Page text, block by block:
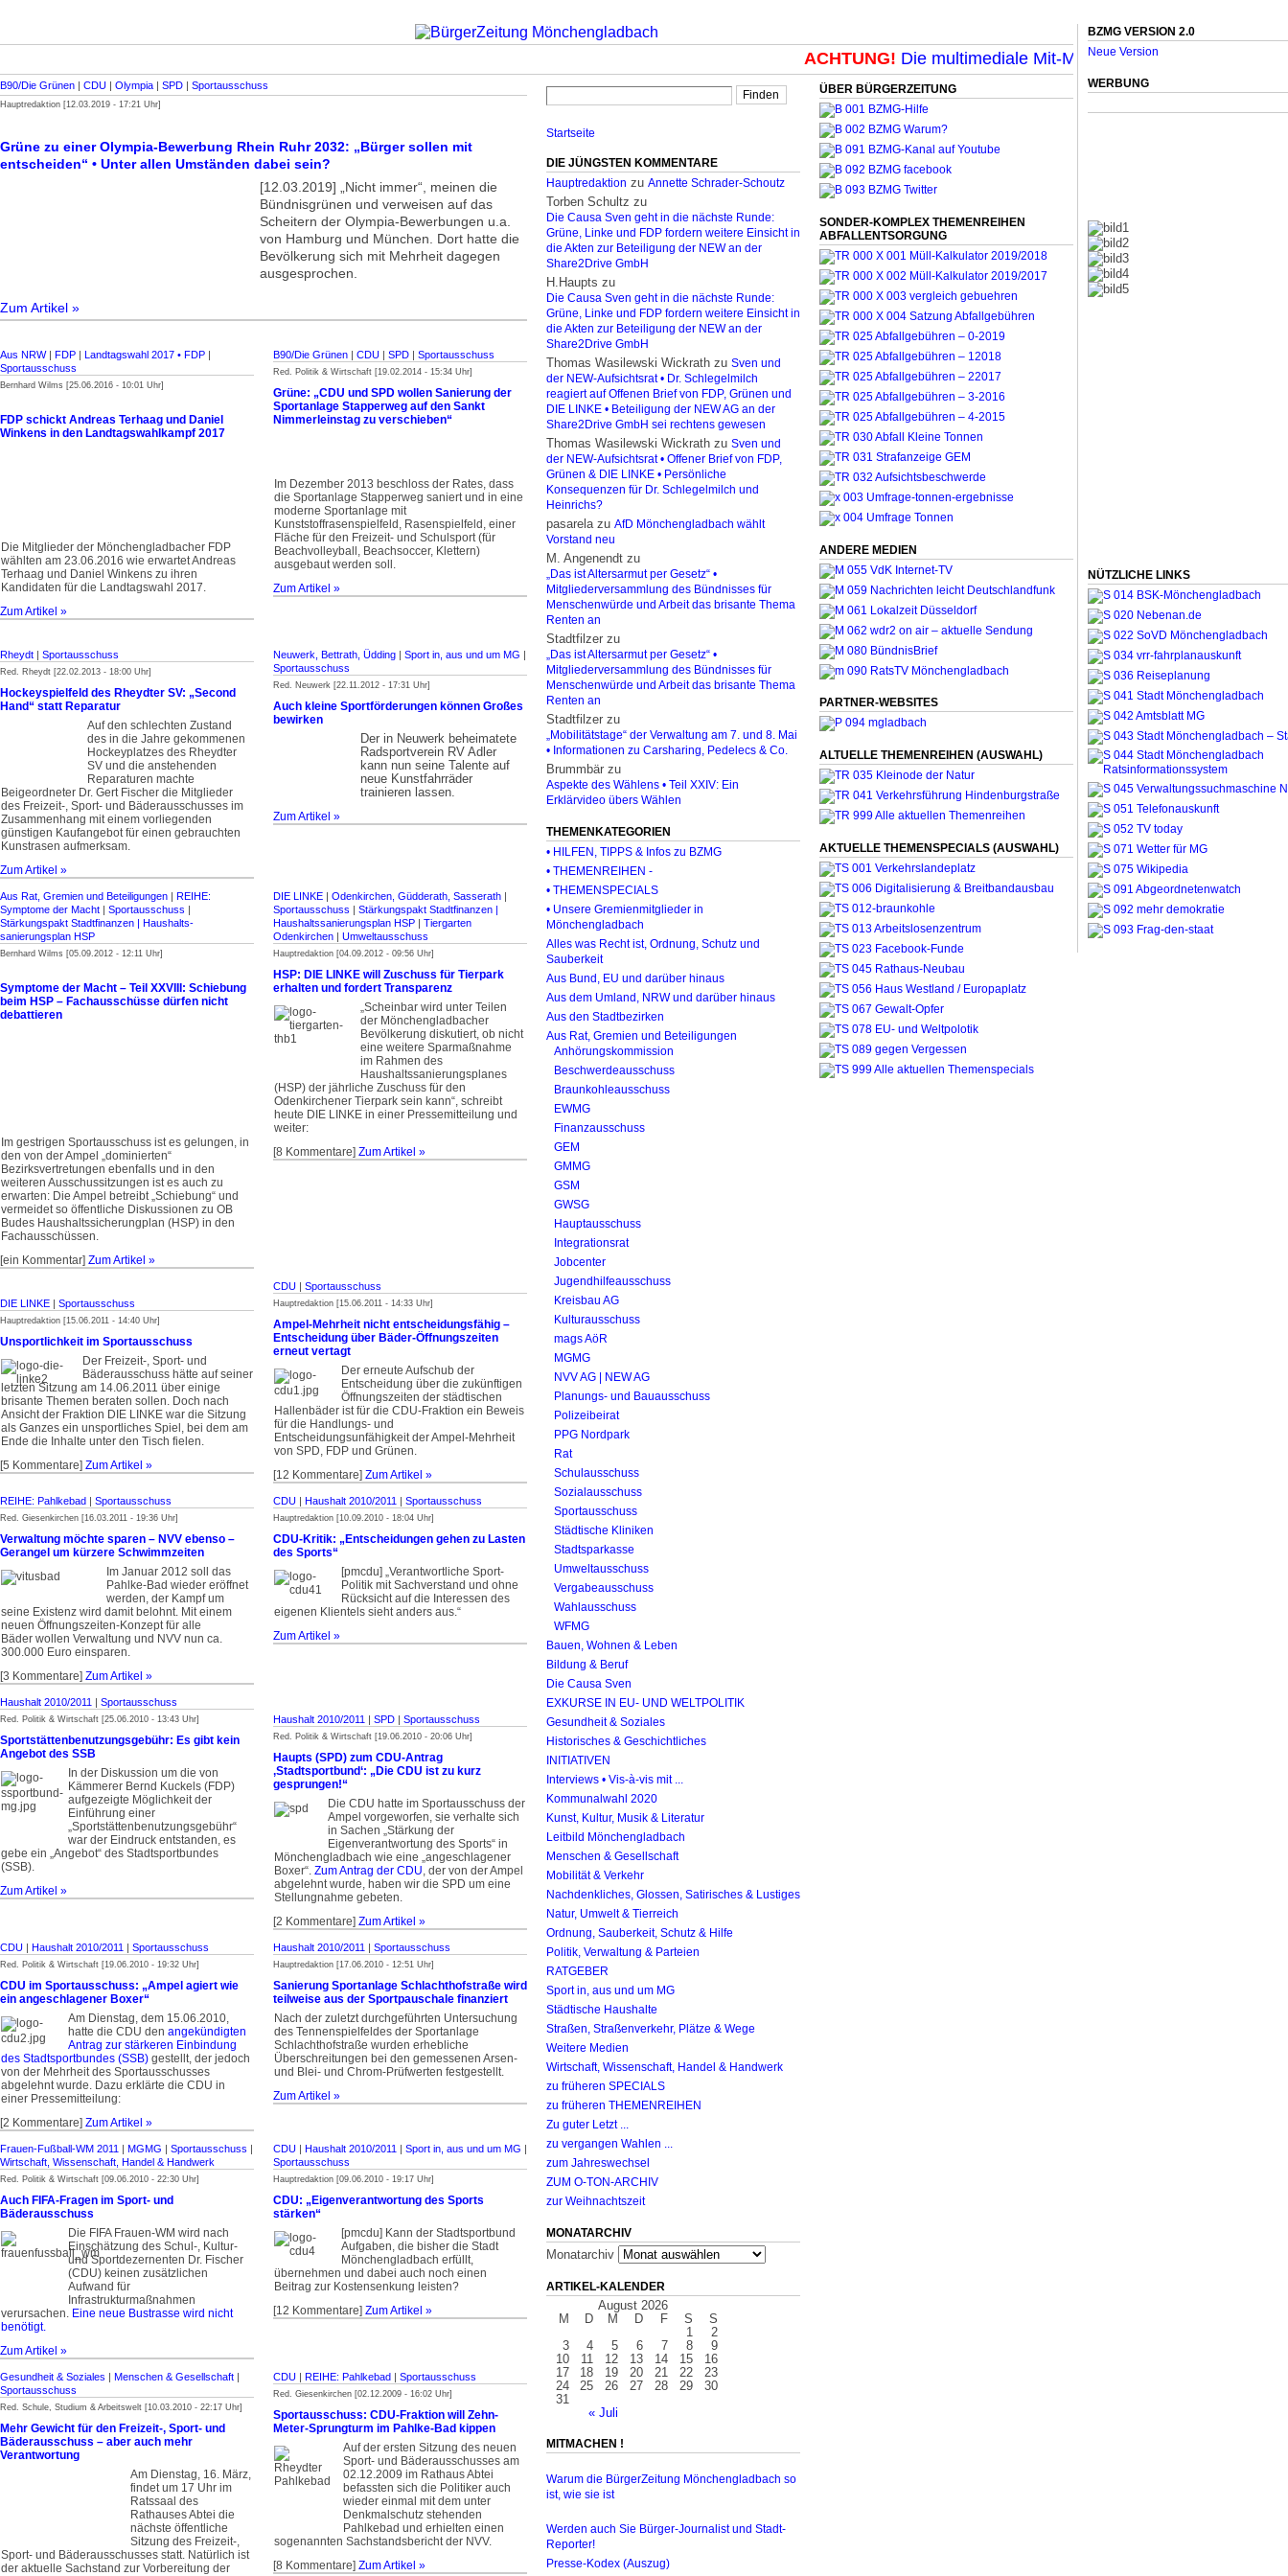
ACHTUNG!Die multimediale Mit-Mach-Zeitung für
B90/Die Grünen | CDU | Olympia | SPD | Sportausschuss
Hauptredaktion [12.03.2019 - 17:21 Uhr]
Grüne zu einer Olympia-Bewerbung Rhein Ruhr 2032: „Bürger sollen mit
entscheiden“ • Unter allen Umständen dabei sein?
[12.03.2019] „Nicht immer“, meinen die
Bündnis­grünen und verweisen auf das
Scheitern der Olympia-Bewerbungen u.a.
von Hamburg und München. Dort hatte die
Bevölkerung sich mit Mehrheit dagegen
ausgesprochen.
Zum Artikel »
Aus NRW| FDP | Landtagswahl 2017 • FDP |
Sportausschuss
Bernhard Wilms [25.06.2016 - 10:01 Uhr]
FDP schickt Andreas Terhaag und Daniel
Winkens in den Landtagswahlkampf 2017
Die Mitglieder der Mönchengladbacher FDP
wählten am 23.06.2016 wie erwartet Andreas
Terhaag und Daniel Winkens zu ihren
Kandidaten für die Landtagswahl 2017.
Zum Artikel »
B90/Die Grünen | CDU | SPD | Sportausschuss
Red. Politik & Wirtschaft [19.02.2014 - 15:34 Uhr]
Grüne: „CDU und SPD wollen Sanierung der
Sportanlage Stapperweg auf den Sankt
Nimmerleinstag zu verschieben“
Im Dezember 2013 beschloss der Rates, dass
die Sportanlage Stapperweg saniert und in eine
moderne Sportanlage mit
Kunststoffrasenspielfeld, Rasenspielfeld, einer
Fläche für den Freizeit- und Schulsport (für
Beachvolleyball, Beachsoccer, Klettern)
ausgebaut werden soll.
Zum Artikel »
Rheydt | Sportausschuss
Red. Rheydt [22.02.2013 - 18:00 Uhr]
Hockeyspielfeld des Rheydter SV: „Second
Hand“ statt Reparatur
Auf den schlechten Zustand
des in die Jahre gekommenen
Hockeyplatzes des Rheydter
SV und die anstehenden
Reparaturen machte
Beigeordneter Dr. Gert Fischer die Mitglieder
des Freizeit-, Sport- und Bäderausschusses im
Zusammenhang mit einem vorliegenden
günstigen Kaufangebot für einen gebrauchten
Kunstrasen aufmerksam.
Zum Artikel »
Neuwerk, Bettrath, Üdding | Sport in, aus und um MG |
Sportausschuss
Red. Neuwerk [22.11.2012 - 17:31 Uhr]
Auch kleine Sportförderungen können Großes
bewirken
Der in Neuwerk beheimatete
Radsportverein RV Adler
kann nun seine Talente auf
neue Kunstfahrräder
trainieren lassen.
Zum Artikel »
Aus Rat, Gremien und Beteiligungen | REIHE:
Symptome der Macht | Sportausschuss |
Stärkungspakt Stadt­finanzen | Haus­halts­
sanierungsplan HSP
Bernhard Wilms [05.09.2012 - 12:11 Uhr]
Symptome der Macht – Teil XXVIII: Schiebung
beim HSP – Fachausschüsse dürfen nicht
debattieren
Im gestrigen Sportausschuss ist es gelungen, in
den von der Ampel „dominierten“
Bezirksvertretungen ebenfalls und in den
weiteren Ausschussitzungen ist es auch zu
erwarten: Die Ampel betreibt „Schiebung“ und
vermeidet so öffentliche Diskussionen zu OB
Budes Haushaltssicherungplan (HSP) in den
Fachausschüssen.
[ein Kommentar] Zum Artikel »
DIE LINKE | Odenkirchen, Güdderath, Sasserath |
Sportausschuss | Stärkungspakt Stadt­finanzen |
Haus­halts­sanierungsplan HSP | Tiergarten
Odenkirchen | Umweltausschuss
Hauptredaktion [04.09.2012 - 09:56 Uhr]
HSP: DIE LINKE will Zuschuss für Tierpark
erhalten und fordert Transparenz
„Scheinbar wird unter Teilen
der Mönchengladbacher
Bevölkerung diskutiert, ob nicht
eine weitere Sparmaßnahme
im Rahmen des
Haushaltssanierungsplanes
(HSP) der jährliche Zuschuss für den
Odenkirchener Tierpark sein kann“, schreibt
heute DIE LINKE in einer Pressemitteilung und
weiter:
[8 Kommentare] Zum Artikel »
DIE LINKE | Sportausschuss
Hauptredaktion [15.06.2011 - 14:40 Uhr]
Unsportlichkeit im Sportausschuss
Der Freizeit-, Sport- und
Bäderausschuss hätte auf seiner
letzten Sitzung am 14.06.2011 über einige
brisante Themen beraten sollen. Doch nach
Ansicht der Fraktion DIE LINKE war die Sitzung
als Ganzes ein unsportliches Spiel, bei dem am
Ende die Inhalte unter den Tisch fielen.
[5 Kommentare] Zum Artikel »
CDU | Sportausschuss
Hauptredaktion [15.06.2011 - 14:33 Uhr]
Ampel-Mehrheit nicht entscheidungsfähig –
Entscheidung über Bäder-Öffnungszeiten
erneut vertagt
Der erneute Aufschub der
Entscheidung über die zukünftigen
Öffnungszeiten der städtischen
Hallenbäder ist für die CDU-Fraktion ein Beweis
für die Handlungs- und
Entscheidungsunfähigkeit der Ampel-Mehrheit
von SPD, FDP und Grünen.
[12 Kommentare] Zum Artikel »
REIHE: Pahlkebad | Sportausschuss
Red. Giesenkirchen [16.03.2011 - 19:36 Uhr]
Verwaltung möchte sparen – NVV ebenso –
Gerangel um kürzere Schwimmzeiten
Im Januar 2012 soll das
Pahlke-Bad wieder eröffnet
werden, der Kampf um
seine Existenz wird damit belohnt. Mit einem
neuen Öffnungszeiten-Konzept für alle
Bäder wollen Verwaltung und NVV nun ca.
300.000 Euro einsparen.
[3 Kommentare] Zum Artikel »
CDU | Haushalt 2010/2011 | Sportausschuss
Hauptredaktion [10.09.2010 - 18:04 Uhr]
CDU-Kritik: „Entscheidungen gehen zu Lasten
des Sports“
[pmcdu] „Verantwortliche Sport-
Politik mit Sachverstand und ohne
Rücksicht auf die Interessen des
eigenen Klientels sieht anders aus.“
Zum Artikel »
Haushalt 2010/2011 | Sportausschuss
Red. Politik & Wirtschaft [25.06.2010 - 13:43 Uhr]
Sportstättenbenutzungsgebühr: Es gibt kein
Angebot des SSB
In der Diskussion um die von
Kämmerer Bernd Kuckels (FDP)
aufgezeigte Möglichkeit der
Einführung einer
„Sportstättenbenutzungsgebühr“
war der Eindruck entstanden, es
gebe ein „Angebot“ des Stadtsportbundes
(SSB).
Zum Artikel »
Haushalt 2010/2011 | SPD | Sportausschuss
Red. Politik & Wirtschaft [19.06.2010 - 20:06 Uhr]
Haupts (SPD) zum CDU-Antrag
‚Stadtsportbund‘: „Die CDU ist zu kurz
gesprungen!“
Die CDU hatte im Sportausschuss der
Ampel vorgeworfen, sie verhalte sich
in Sachen „Stärkung der
Eigenverantwortung des Sports“ in
Mönchengladbach wie eine „angeschlagener
Boxer“. Zum Antrag der CDU, der von der Ampel
abgelehnt wurde, haben wir die SPD um eine
Stellungnahme gebeten.
[2 Kommentare] Zum Artikel »
CDU | Haushalt 2010/2011 | Sportausschuss
Red. Politik & Wirtschaft [19.06.2010 - 19:32 Uhr]
CDU im Sportausschuss: „Ampel agiert wie
ein angeschlagener Boxer“
Am Dienstag, dem 15.06.2010,
hatte die CDU den angekündigten
Antrag zur stärkeren Einbindung
des Stadtsportbundes (SSB) gestellt, der jedoch
von der Mehrheit des Sportausschusses
abgelehnt wurde. Dazu erklärte die CDU in
einer Pressemitteilung:
[2 Kommentare] Zum Artikel »
Haushalt 2010/2011 | Sportausschuss
Hauptredaktion [17.06.2010 - 12:51 Uhr]
Sanierung Sportanlage Schlachthofstraße wird
teilweise aus der Sportpauschale finanziert
Nach der zuletzt durchgeführten Untersuchung
des Tennenspielfeldes der Sportanlage
Schlachthofstraße wurden erhebliche
Überschreitungen bei den gemessenen Arsen-
und Blei- und Chrom-Prüfwerten festgestellt.
Zum Artikel »
Frauen-Fußball-WM 2011 | MGMG | Sportausschuss |
Wirtschaft, Wissenschaft, Handel & Handwerk
Red. Politik & Wirtschaft [09.06.2010 - 22:30 Uhr]
Auch FIFA-Fragen im Sport- und
Bäderausschuss
Die FIFA Frauen-WM wird nach
Einschätzung des Schul-, Kultur-
und Sportdezernenten Dr. Fischer
(CDU) keinen zusätzlichen
Aufwand für
Infrastrukturmaßnahmen
verursachen. Eine neue Bustrasse wird nicht
benötigt.
Zum Artikel »
CDU | Haushalt 2010/2011 | Sport in, aus und um MG |
Sportausschuss
Hauptredaktion [09.06.2010 - 19:17 Uhr]
CDU: „Eigenverantwortung des Sports
stärken“
[pmcdu] Kann der Stadtsportbund
Aufgaben, die bisher die Stadt
Mönchengladbach erfüllt,
übernehmen und dabei auch noch einen
Beitrag zur Kostensenkung leisten?
[12 Kommentare] Zum Artikel »
Gesundheit & Soziales | Menschen & Gesellschaft |
Sportausschuss
Red. Schule, Studium & Arbeitswelt [10.03.2010 - 22:17 Uhr]
Mehr Gewicht für den Freizeit-, Sport- und
Bäderausschuss – aber auch mehr
Verantwortung
Am Dienstag, 16. März,
findet um 17 Uhr im
Ratssaal des
Rathauses Abtei die
nächste öffentliche
Sitzung des Freizeit-,
Sport- und Bäderausschusses statt. Natürlich ist
der aktuelle Sachstand zur Vorbereitung der
CDU | REIHE: Pahlkebad | Sportausschuss
Red. Giesenkirchen [02.12.2009 - 16:02 Uhr]
Sportausschuss: CDU-Fraktion will Zehn-
Meter-Sprungturm im Pahlke-Bad kippen
Auf der ersten Sitzung des neuen
Sport- und Bäderausschusses am
02.12.2009 im Rathaus Abtei
befassten sich die Politiker auch
wieder einmal mit dem unter
Denkmalschutz stehenden
Pahlkebad und erhielten einen
sogenannten Sachstandsbericht der NVV.
[8 Kommentare] Zum Artikel »
Startseite
DIE JÜNGSTEN KOMMENTARE
Hauptredaktion zu Annette Schrader-Schoutz
Torben Schultz zu
Die Causa Sven geht in die nächste Runde:
Grüne, Linke und FDP fordern weitere Einsicht in
die Akten zur Beteiligung der NEW an der
Share2Drive GmbH
H.Haupts zu
Die Causa Sven geht in die nächste Runde:
Grüne, Linke und FDP fordern weitere Einsicht in
die Akten zur Beteiligung der NEW an der
Share2Drive GmbH
Thomas Wasilewski Wickrath zu Sven und
der NEW-Aufsichtsrat • Dr. Schlegelmilch
reagiert auf Offenen Brief von FDP, Grünen und
DIE LINKE • Beteiligung der NEW AG an der
Share2Drive GmbH sei rechtens gewesen
Thomas Wasilewski Wickrath zu Sven und
der NEW-Aufsichtsrat • Offener Brief von FDP,
Grünen & DIE LINKE • Persönliche
Konsequenzen für Dr. Schlegelmilch und
Heinrichs?
pasarelazu AfD Mönchengladbach wählt
Vorstand neu
M. Angenendt zu
„Das ist Altersarmut per Gesetz“ •
Mitgliederversammlung des Bündnisses für
Menschenwürde und Arbeit das brisante Thema
Renten an
Stadtfilzer zu
„Das ist Altersarmut per Gesetz“ •
Mitgliederversammlung des Bündnisses für
Menschenwürde und Arbeit das brisante Thema
Renten an
Stadtfilzer zu
„Mobilitätstage“ der Verwaltung am 7. und 8. Mai
• Informationen zu Carsharing, Pedelecs & Co.
Brummbär zu
Aspekte des Wählens • Teil XXIV: Ein
Erklärvideo übers Wählen
THEMENKATEGORIEN
• HILFEN, TIPPS & Infos zu BZMG
• THEMENREIHEN -
• THEMENSPECIALS
• Unsere Gremienmitglieder in
Mönchengladbach
Alles was Recht ist, Ordnung, Schutz und
Sauberkeit
Aus Bund, EU und darüber hinaus
Aus dem Umland, NRW und darüber hinaus
Aus den Stadtbezirken
Aus Rat, Gremien und Beteiligungen
Anhörungskommission
Beschwerdeausschuss
Braunkohleausschuss
EWMG
Finanzausschuss
GEM
GMMG
GSM
GWSG
Hauptausschuss
Integrationsrat
Jobcenter
Jugendhilfeausschuss
Kreisbau AG
Kulturausschuss
mags AöR
MGMG
NVV AG | NEW AG
Planungs- und Bauausschuss
Polizeibeirat
PPG Nordpark
Rat
Schulausschuss
Sozialausschuss
Sportausschuss
Städtische Kliniken
Stadtsparkasse
Umweltausschuss
Vergabeausschuss
Wahlausschuss
WFMG
Bauen, Wohnen & Leben
Bildung & Beruf
Die Causa Sven
EXKURSE IN EU- UND WELTPOLITIK
Gesundheit & Soziales
Historisches & Geschichtliches
INITIATIVEN
Interviews • Vis-à-vis mit ...
Kommunalwahl 2020
Kunst, Kultur, Musik & Literatur
Leitbild Mönchengladbach
Menschen & Gesellschaft
Mobilität & Verkehr
Nachdenkliches, Glossen, Satirisches & Lustiges
Natur, Umwelt & Tierreich
Ordnung, Sauberkeit, Schutz & Hilfe
Politik, Verwaltung & Parteien
RATGEBER
Sport in, aus und um MG
Städtische Haushalte
Straßen, Straßenverkehr, Plätze & Wege
Weitere Medien
Wirtschaft, Wissenschaft, Handel & Handwerk
zu früheren SPECIALS
zu früheren THEMENREIHEN
Zu guter Letzt ...
zu vergangen Wahlen ...
zum Jahreswechsel
ZUM O-TON-ARCHIV
zur Weihnachtszeit
MONATARCHIV
Monatarchiv
ARTIKEL-KALENDER
August 2026
M
D M D F S S
« Juli
1
2
3
4 5 6 7 8
9
10
11 12 13 14 15
16
17
18 19 20 21 22
23
24
25 26 27 28 29
30
31
MITMACHEN !
Warum die BürgerZeitung Mönchengladbach so
ist, wie sie ist
Werden auch Sie Bürger-Journalist und Stadt-
Reporter!
Presse-Kodex (Auszug)
ÜBER BÜRGERZEITUNG
SONDER-KOMPLEX THEMENREIHEN
ABFALLENTSORGUNG
ANDERE MEDIEN
PARTNER-WEBSITES
ALTUELLE THEMENREIHEN (AUSWAHL)
AKTUELLE THEMENSPECIALS (AUSWAHL)
BZMG VERSION 2.0
Neue Version
WERBUNG
NÜTZLICHE LINKS